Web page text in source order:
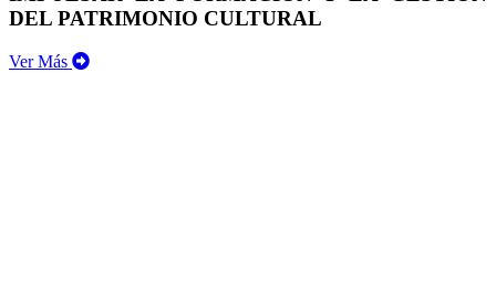
DEL PATRIMONIO CULTURAL
Ver Más